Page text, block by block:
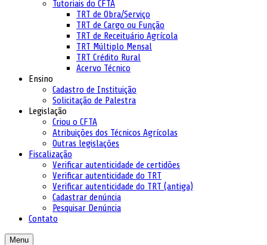
Tutoriais do CFTA
TRT de Obra/Serviço
TRT de Cargo ou Função
TRT de Receituário Agrícola
TRT Múltiplo Mensal
TRT Crédito Rural
Acervo Técnico
Ensino
Cadastro de Instituição
Solicitação de Palestra
Legislação
Criou o CFTA
Atribuições dos Técnicos Agrícolas
Outras legislações
Fiscalização
Verificar autenticidade de certidões
Verificar autenticidade do TRT
Verificar autenticidade do TRT (antiga)
Cadastrar denúncia
Pesquisar Denúncia
Contato
Menu